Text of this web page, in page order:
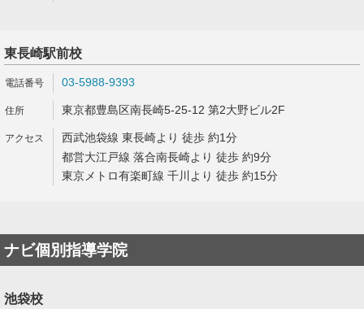
東長崎駅前校
03-5988-9393
東京都豊島区南長崎5-25-12 第2大野ビル2F
西武池袋線 東長崎より 徒歩 約1分
都営大江戸線 落合南長崎より 徒歩 約9分
東京メトロ有楽町線 千川より 徒歩 約15分
ナビ個別指導学院
池袋校